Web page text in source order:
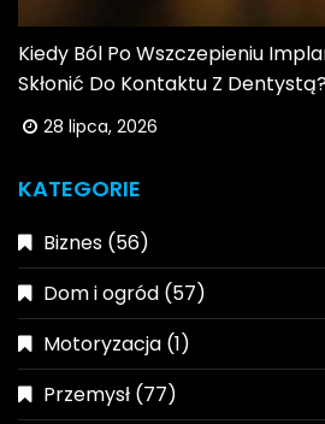
Kiedy Ból Po Wszczepieniu
Skłonić Do Kontaktu Z
28 lipca, 2026
KATEGORIE
Biznes (56)
Dom i ogród (57)
Motoryzacja (1)
Przemysł (77)